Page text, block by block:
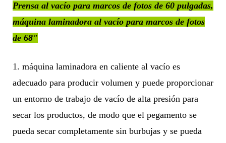
Prensa al vacío para marcos de fotos de 60 pulgadas,
máquina laminadora al vacío para marcos de fotos
de 68"
1. máquina laminadora en caliente al vacío es
adecuado para producir volumen y puede proporcionar
un entorno de trabajo de vacío de alta presión para
secar los productos, de modo que el pegamento se
pueda secar completamente sin burbujas y se pueda